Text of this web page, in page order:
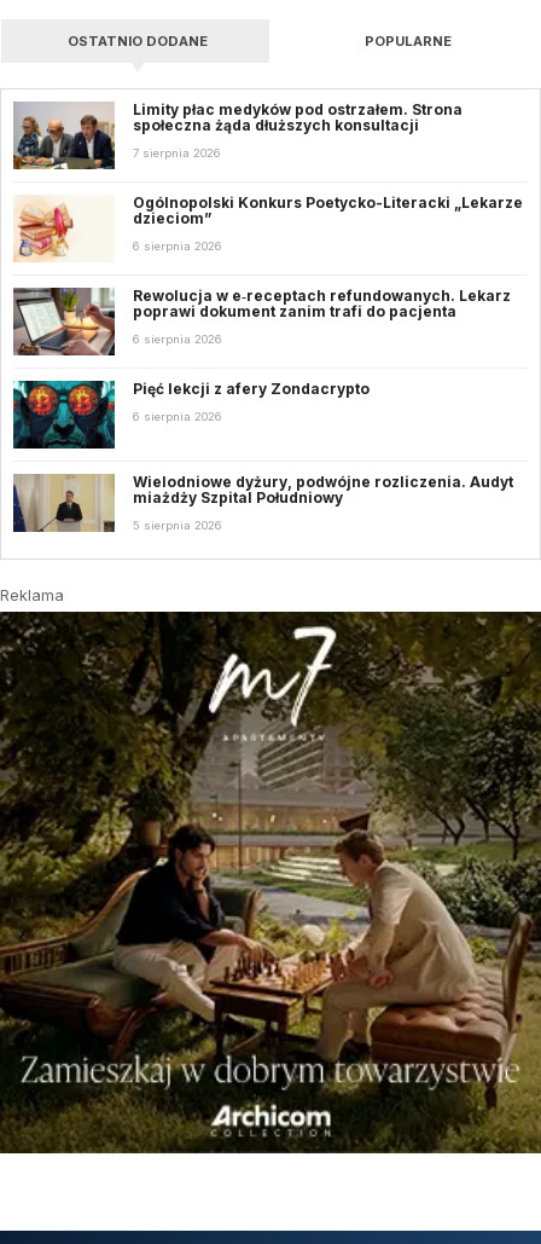
OSTATNIO DODANE POPULARNE
Limity płac medyków pod ostrzałem. Strona
społeczna żąda dłuższych konsultacji
7 sierpnia 2026
Ogólnopolski Konkurs Poetycko-Literacki „Lekarze
dzieciom”
6 sierpnia 2026
Rewolucja w e‑receptach refundowanych. Lekarz
poprawi dokument zanim trafi do pacjenta
6 sierpnia 2026
Pięć lekcji z afery Zondacrypto
6 sierpnia 2026
Wielodniowe dyżury, podwójne rozliczenia. Audyt
miażdży Szpital Południowy
5 sierpnia 2026
Reklama